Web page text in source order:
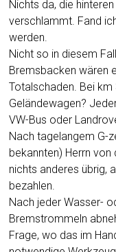
Nichts da, die
verschlammt. Fand
werden.
Nicht so in diesem
Bremsbacken wären
Totalschaden. Bei
Geländewagen?
VW-Bus oder
Nach tagelangem G-
bekannten) Herrn
nichts anderes übrig,
bezahlen.
Nach jeder Wasser-
Bremstrommeln
Frage, wo das im